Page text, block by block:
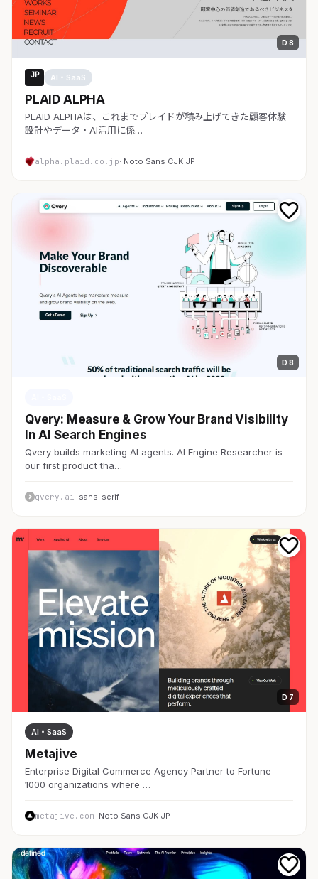
D 8
JP AI・SaaS
PLAID ALPHA
PLAID ALPHAは、これまでプレイドが積み上げてきた顧客体験
設計やデータ・AI活用に係…
alpha.plaid.co.jp· Noto Sans CJK JP
D 8
Qvery: Measure & Grow Your Brand Visibility
In AI Search Engines
Qvery builds marketing AI agents. AI Engine Researcher is
our first product tha…
qvery.ai · sans-serif
D 7
AI・SaaS
Metajive
Enterprise Digital Commerce Agency Partner to Fortune
1000 organizations where …
metajive.com· Noto Sans CJK JP